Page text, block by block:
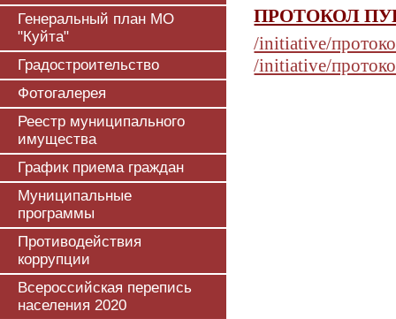
Генеральный план МО
"Куйта"
Градостроительство
Фотогалерея
Реестр муниципального
имущества
График приема граждан
Муниципальные
программы
Противодействия
коррупции
Всероссийская перепись
населения 2020
ПРОТОКОЛ
/initiative/
/initiative/